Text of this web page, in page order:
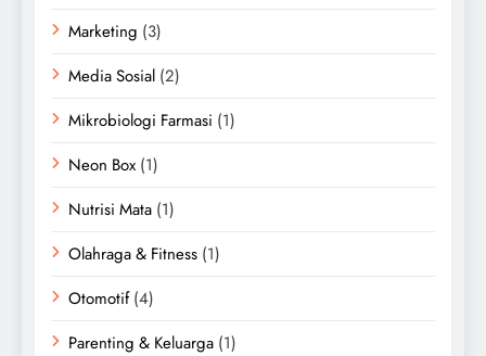
Marketing (3)
Media Sosial (2)
Mikrobiologi Farmasi (1)
Neon Box (1)
Nutrisi Mata (1)
Olahraga & Fitness (1)
Otomotif(4)
Parenting & Keluarga (1)